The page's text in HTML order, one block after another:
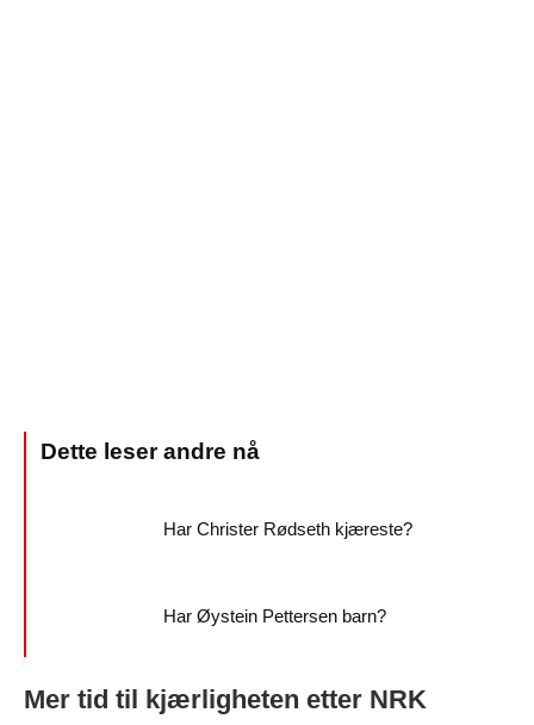
Har Christer Rødseth kjæreste?
Har Øystein Pettersen barn?
Mer tid til kjærligheten etter NRK